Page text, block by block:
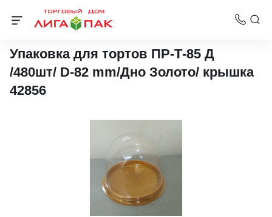
Упаковка для пирожных
Упаковка для тортов ПР-Т-85 Д
/480шт/ D-82 mm/Дно Золото/ крышка
42856